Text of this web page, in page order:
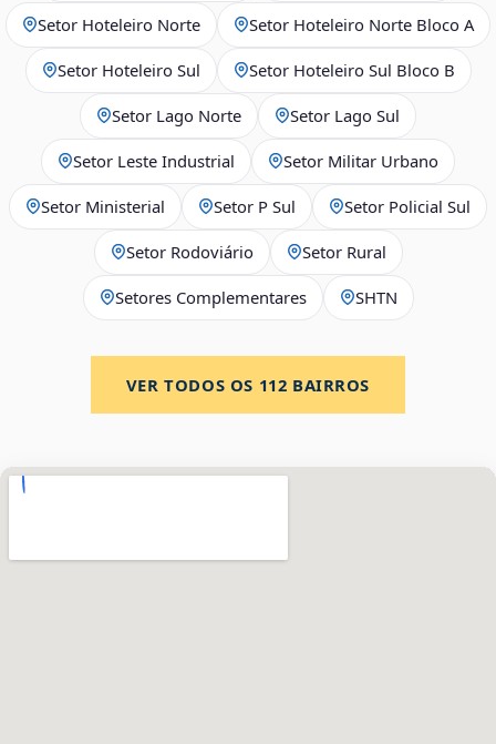
Setor Hoteleiro Norte Setor Hoteleiro Norte Bloco A
Setor Hoteleiro Sul Setor Hoteleiro Sul Bloco B
Setor Lago Norte Setor Lago Sul
Setor Leste Industrial Setor Militar Urbano
Setor Ministerial Setor P Sul Setor Policial Sul
Setor Rodoviário Setor Rural
Setores Complementares SHTN
VER TODOS OS 112 BAIRROS